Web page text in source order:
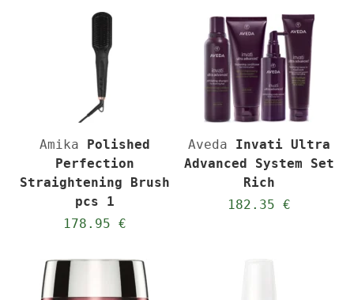
Amika Polished
Perfection
Straightening Brush
pcs 1
178.95 €
Aveda Invati Ultra
Advanced System Set
Rich
182.35 €